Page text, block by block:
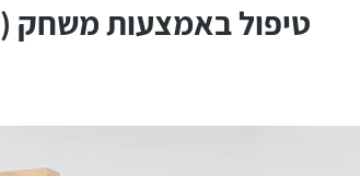
טיפול באמצעות משחק (CTG)